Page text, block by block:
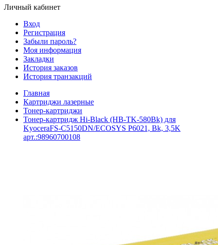
Личный кабинет
Вход
Регистрация
Забыли пароль?
Моя информация
Закладки
История заказов
История транзакций
Главная
Картриджи лазерные
Тонер-картриджи
Тонер-картридж Hi-Black (HB-TK-580Bk) для
KyoceraFS-C5150DN/ECOSYS P6021, Bk, 3,5K
арт.:98960700108